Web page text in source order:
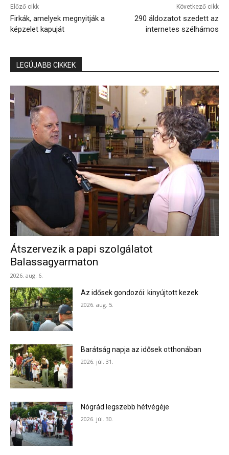
Előző cikk
Firkák, amelyek megnyitják a
képzelet kapuját
Következő cikk
290 áldozatot szedett az
internetes szélhámos
LEGÚJABB CIKKEK
Átszervezik a papi szolgálatot
Balassagyarmaton
2026. aug. 6.
Az idősek gondozói: kinyújtott kezek
2026. aug. 5.
Barátság napja az idősek otthonában
2026. júl. 31.
Nógrád legszebb hétvégéje
2026. júl. 30.